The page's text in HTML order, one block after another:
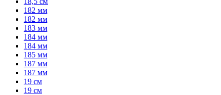
182 мм
182 мм
183 мм
184 мм
184 мм
185 мм
187 мм
187 мм
19 см
19 см